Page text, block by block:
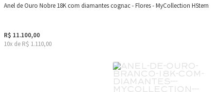
Anel de Ouro Nobre 18K com diamantes cognac - Flores - MyCollection HStern
R$ 11.100,00
10x de R$ 1.110,00